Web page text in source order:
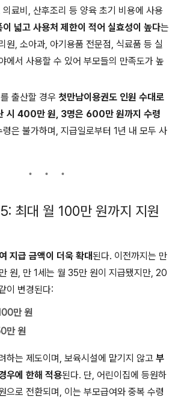
료비, 산후조리 등 양육 초기 비용에 사용
이 넓고 사용처 제한이 적어 실효성이 높다는
원, 소아과, 아기용품 전문점, 식료품 등 실
에서 사용할 수 있어 부모들의 만족도가 높
출산할 경우 첫만남이용권도 인원 수대로
시 400만 원, 3명은 600만 원까지 수령
은 불가하며, 지급일로부터 1년 내 모두 사
최대 월 100만 원까지 지원
지급 금액이 더욱 확대된다. 이전까지는 만
원, 만 1세는 월 35만 원이 지급됐지만, 20
이 변경된다:
만 원
만 원
하는 제도이며, 보육시설에 맡기지 않고 부
우에 한해 적용된다. 단, 어린이집에 등원하
으로 전환되며, 이는 부모급여와 중복 수령